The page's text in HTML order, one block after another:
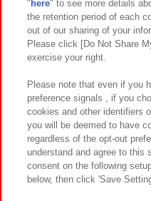
関連会社 サステナ
プライバシーポリシー ウ
お取引先さまとともに
カスタマーハラスメント対応方針
©Bandai
" here" to see more details
the retention period of each
out of our sharing of your
Please click [Do Not Share
exercise your right.
Please note that even if you
preference signals , if you
cookies and other identifiers
you will be deemed to have
regardless of the opt-out
understand and agree to this
consent on the following
below, then click 'Save